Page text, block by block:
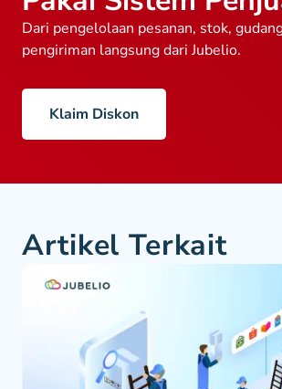
Dari pengelolaan pesanan, stok,
pengiriman langsung dari Jubelio.
Klaim Diskon
Artikel Terkait